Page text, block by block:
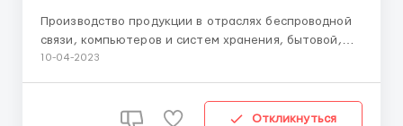
Производство продукции в отраслях беспроводной
связи, компьютеров и систем хранения, бытовой,
промышленной и автомобильной электроники.
производства, разнорабочий Требования: Пол -
10-04-2023
Откликнуться